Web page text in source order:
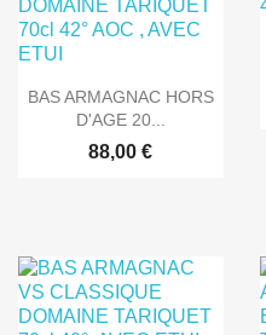
 Aperçu rapide
BAS ARMAGNAC HORS
D'AGE 20...
88,00 €